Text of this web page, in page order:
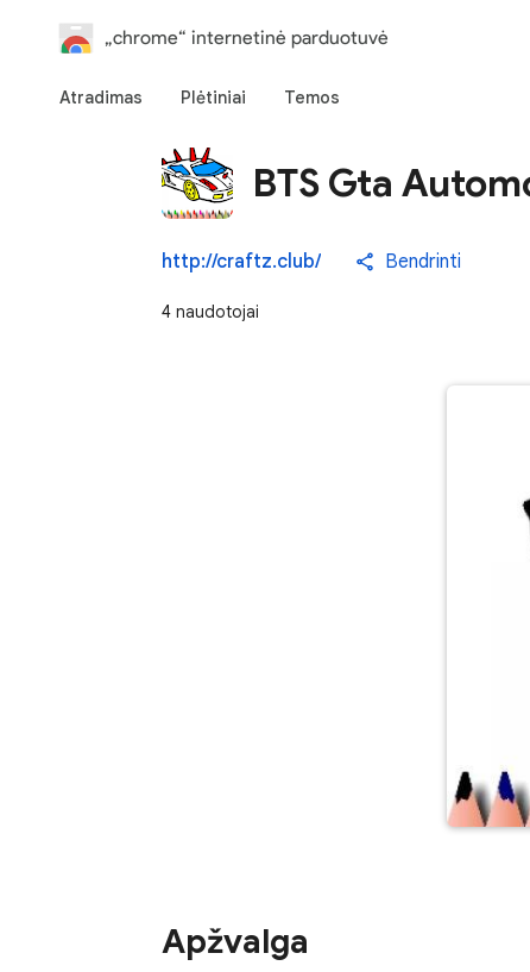
„chrome“ internetinė parduotuvė
Atradimas Plėtiniai Temos
BTS Gta
http://craftz.club/ Bendrinti
4 naudotojai
Apžvalga